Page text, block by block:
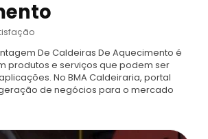
Caldeiras
Celulose
Em Caldeiras
De Caldeiras
De Caldeiras
Caldeira
De Caldeiras A Gás
Anuncie
De Caldeiras De Aquecimento é
produtos e serviços que podem ser
No BMA Caldeiraria, portal
de negócios para o mercado